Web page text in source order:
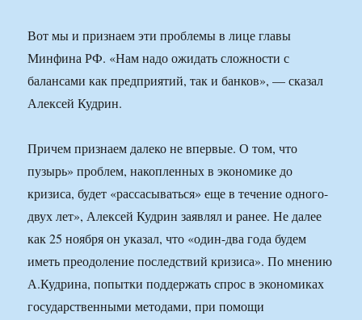
Вот мы и признаем эти проблемы в лице главы
Минфина РФ. «Нам надо ожидать сложности с
балансами как предприятий, так и банков», — сказал
Алексей Кудрин.
Причем признаем далеко не впервые. О том, что
пузырь» проблем, накопленных в экономике до
кризиса, будет «рассасываться» еще в течение одного-
двух лет», Алексей Кудрин заявлял и ранее. Не далее
как 25 ноября он указал, что «один-два года будем
иметь преодоление последствий кризиса». По мнению
А.Кудрина, попытки поддержать спрос в экономиках
государственными методами, при помощи